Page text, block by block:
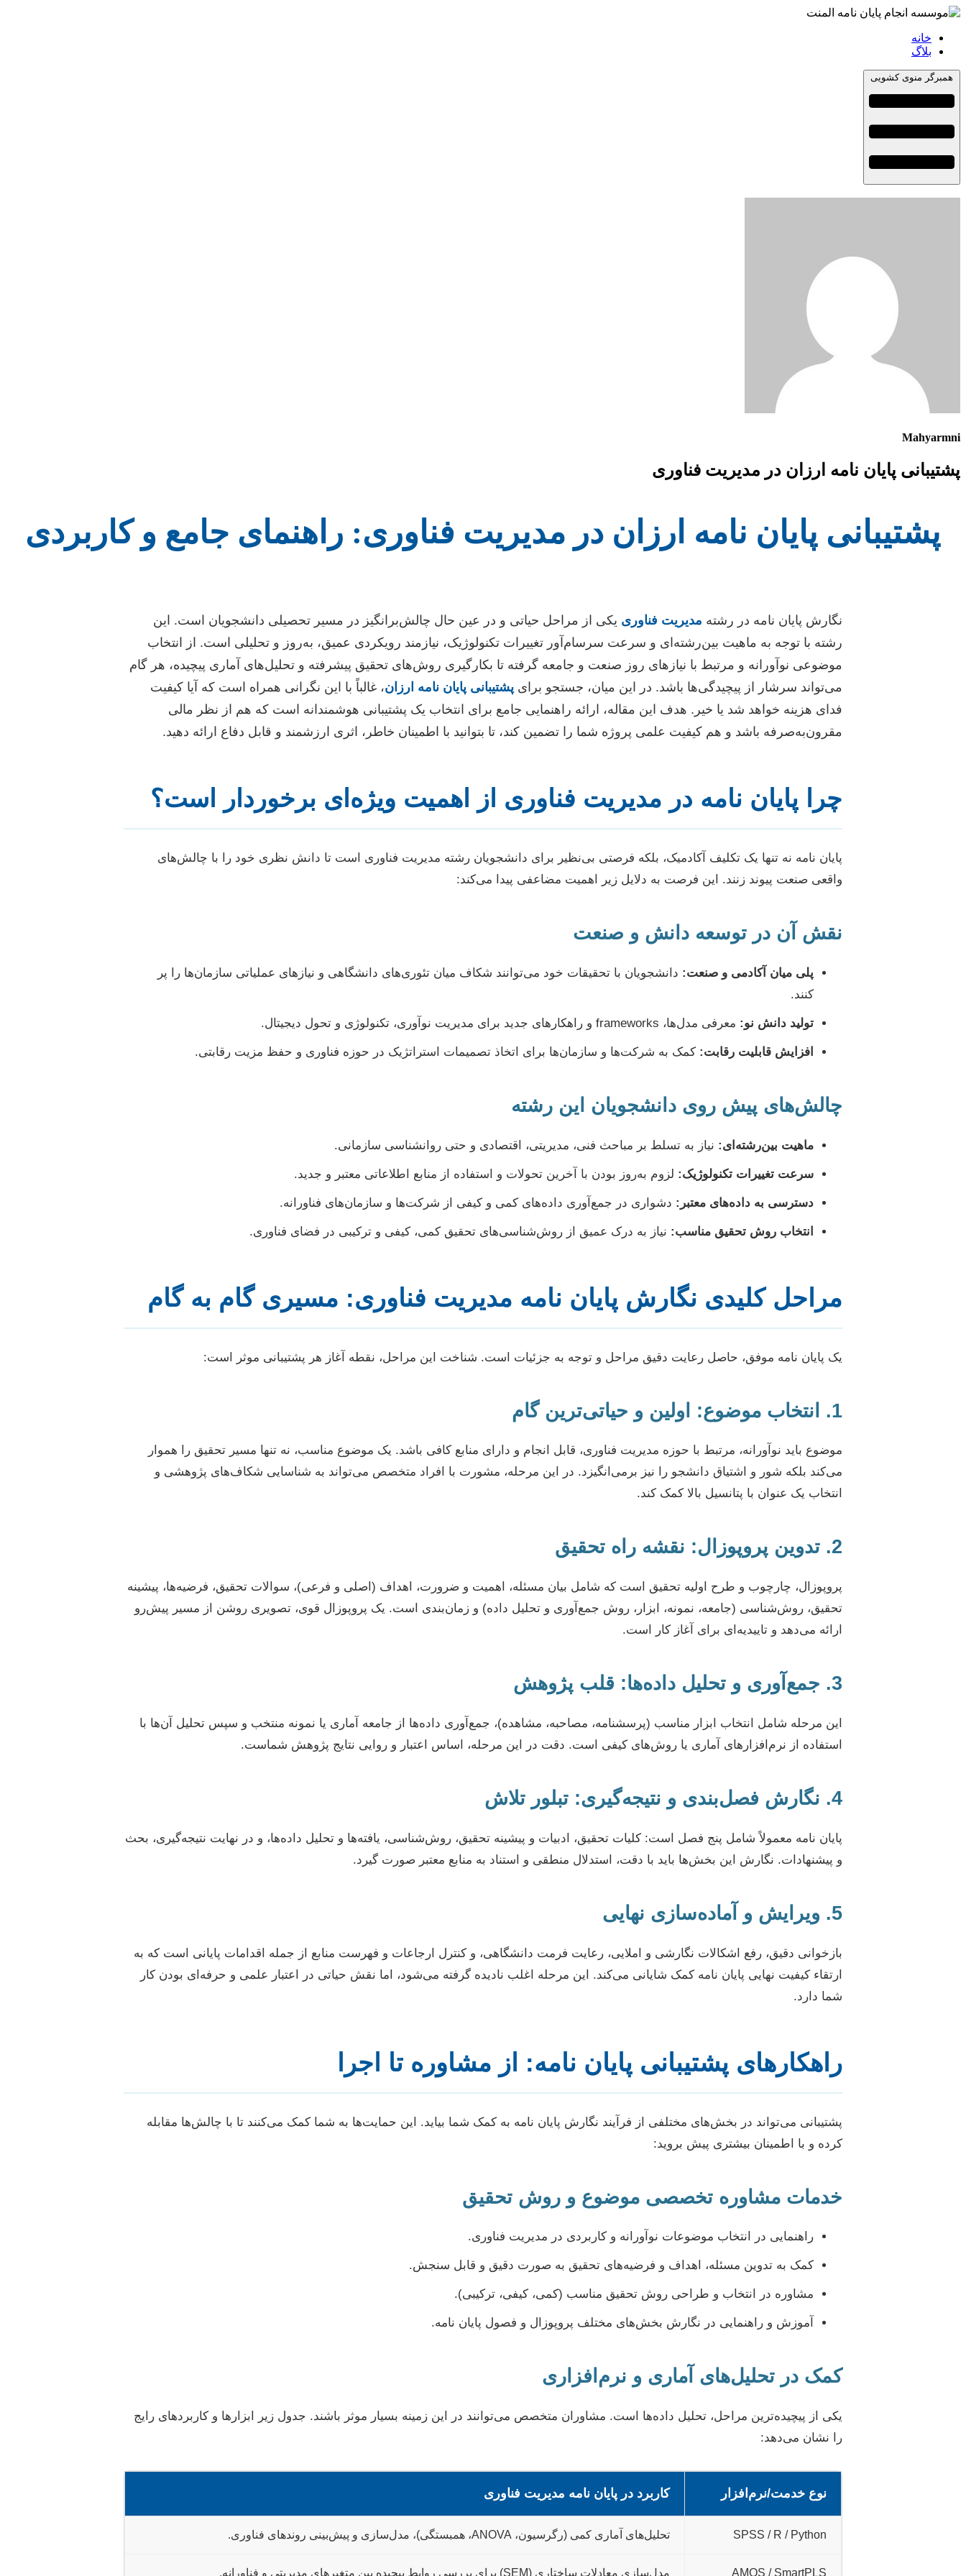
خانه
بلاگ
همبرگر منوی کشویی
Mahyarmni
پشتیبانی پایان نامه ارزان در مدیریت فناوری
پشتیبانی پایان نامه ارزان در مدیریت فناوری: راهنمای جامع و کاربردی
نگارش پایان نامه در رشته مدیریت فناوری یکی از مراحل حیاتی و در عین حال چالش‌برانگیز در مسیر تحصیلی دانشجویان است. این
رشته با توجه به ماهیت بین‌رشته‌ای و سرعت سرسام‌آور تغییرات تکنولوژیک، نیازمند رویکردی عمیق، به‌روز و تحلیلی است. از انتخاب
موضوعی نوآورانه و مرتبط با نیازهای روز صنعت و جامعه گرفته تا بکارگیری روش‌های تحقیق پیشرفته و تحلیل‌های آماری پیچیده، هر گام
می‌تواند سرشار از پیچیدگی‌ها باشد. در این میان، جستجو برای پشتیبانی پایان نامه ارزان، غالباً با این نگرانی همراه است که آیا کیفیت
فدای هزینه خواهد شد یا خیر. هدف این مقاله، ارائه راهنمایی جامع برای انتخاب یک پشتیبانی هوشمندانه است که هم از نظر مالی
مقرون‌به‌صرفه باشد و هم کیفیت علمی پروژه شما را تضمین کند، تا بتوانید با اطمینان خاطر، اثری ارزشمند و قابل دفاع ارائه دهید.
چرا پایان نامه در مدیریت فناوری از اهمیت ویژه‌ای برخوردار است؟
پایان نامه نه تنها یک تکلیف آکادمیک، بلکه فرصتی بی‌نظیر برای دانشجویان رشته مدیریت فناوری است تا دانش نظری خود را با چالش‌های
واقعی صنعت پیوند زنند. این فرصت به دلایل زیر اهمیت مضاعفی پیدا می‌کند:
نقش آن در توسعه دانش و صنعت
پلی میان آکادمی و صنعت: دانشجویان با تحقیقات خود می‌توانند شکاف میان تئوری‌های دانشگاهی و نیازهای عملیاتی سازمان‌ها را پر
کنند.
تولید دانش نو: معرفی مدل‌ها، frameworks و راهکارهای جدید برای مدیریت نوآوری، تکنولوژی و تحول دیجیتال.
افزایش قابلیت رقابت: کمک به شرکت‌ها و سازمان‌ها برای اتخاذ تصمیمات استراتژیک در حوزه فناوری و حفظ مزیت رقابتی.
چالش‌های پیش روی دانشجویان این رشته
ماهیت بین‌رشته‌ای: نیاز به تسلط بر مباحث فنی، مدیریتی، اقتصادی و حتی روانشناسی سازمانی.
سرعت تغییرات تکنولوژیک: لزوم به‌روز بودن با آخرین تحولات و استفاده از منابع اطلاعاتی معتبر و جدید.
دسترسی به داده‌های معتبر: دشواری در جمع‌آوری داده‌های کمی و کیفی از شرکت‌ها و سازمان‌های فناورانه.
انتخاب روش تحقیق مناسب: نیاز به درک عمیق از روش‌شناسی‌های تحقیق کمی، کیفی و ترکیبی در فضای فناوری.
مراحل کلیدی نگارش پایان نامه مدیریت فناوری: مسیری گام به گام
یک پایان نامه موفق، حاصل رعایت دقیق مراحل و توجه به جزئیات است. شناخت این مراحل، نقطه آغاز هر پشتیبانی موثر است:
1. انتخاب موضوع: اولین و حیاتی‌ترین گام
موضوع باید نوآورانه، مرتبط با حوزه مدیریت فناوری، قابل انجام و دارای منابع کافی باشد. یک موضوع مناسب، نه تنها مسیر تحقیق را هموار
می‌کند بلکه شور و اشتیاق دانشجو را نیز برمی‌انگیزد. در این مرحله، مشورت با افراد متخصص می‌تواند به شناسایی شکاف‌های پژوهشی و
انتخاب یک عنوان با پتانسیل بالا کمک کند.
2. تدوین پروپوزال: نقشه راه تحقیق
پروپوزال، چارچوب و طرح اولیه تحقیق است که شامل بیان مسئله، اهمیت و ضرورت، اهداف (اصلی و فرعی)، سوالات تحقیق، فرضیه‌ها، پیشینه
تحقیق، روش‌شناسی (جامعه، نمونه، ابزار، روش جمع‌آوری و تحلیل داده) و زمان‌بندی است. یک پروپوزال قوی، تصویری روشن از مسیر پیش‌رو
ارائه می‌دهد و تاییدیه‌ای برای آغاز کار است.
3. جمع‌آوری و تحلیل داده‌ها: قلب پژوهش
این مرحله شامل انتخاب ابزار مناسب (پرسشنامه، مصاحبه، مشاهده)، جمع‌آوری داده‌ها از جامعه آماری یا نمونه منتخب و سپس تحلیل آن‌ها با
استفاده از نرم‌افزارهای آماری یا روش‌های کیفی است. دقت در این مرحله، اساس اعتبار و روایی نتایج پژوهش شماست.
4. نگارش فصل‌بندی و نتیجه‌گیری: تبلور تلاش
پایان نامه معمولاً شامل پنج فصل است: کلیات تحقیق، ادبیات و پیشینه تحقیق، روش‌شناسی، یافته‌ها و تحلیل داده‌ها، و در نهایت نتیجه‌گیری، بحث
و پیشنهادات. نگارش این بخش‌ها باید با دقت، استدلال منطقی و استناد به منابع معتبر صورت گیرد.
5. ویرایش و آماده‌سازی نهایی
بازخوانی دقیق، رفع اشکالات نگارشی و املایی، رعایت فرمت دانشگاهی، و کنترل ارجاعات و فهرست منابع از جمله اقدامات پایانی است که به
ارتقاء کیفیت نهایی پایان نامه کمک شایانی می‌کند. این مرحله اغلب نادیده گرفته می‌شود، اما نقش حیاتی در اعتبار علمی و حرفه‌ای بودن کار
شما دارد.
راهکارهای پشتیبانی پایان نامه: از مشاوره تا اجرا
پشتیبانی می‌تواند در بخش‌های مختلفی از فرآیند نگارش پایان نامه به کمک شما بیاید. این حمایت‌ها به شما کمک می‌کنند تا با چالش‌ها مقابله
کرده و با اطمینان بیشتری پیش بروید:
خدمات مشاوره تخصصی موضوع و روش تحقیق
راهنمایی در انتخاب موضوعات نوآورانه و کاربردی در مدیریت فناوری.
کمک به تدوین مسئله، اهداف و فرضیه‌های تحقیق به صورت دقیق و قابل سنجش.
مشاوره در انتخاب و طراحی روش تحقیق مناسب (کمی، کیفی، ترکیبی).
آموزش و راهنمایی در نگارش بخش‌های مختلف پروپوزال و فصول پایان نامه.
کمک در تحلیل‌های آماری و نرم‌افزاری
یکی از پیچیده‌ترین مراحل، تحلیل داده‌ها است. مشاوران متخصص می‌توانند در این زمینه بسیار موثر باشند. جدول زیر ابزارها و کاربردهای رایج
را نشان می‌دهد:
نوع خدمت/نرم‌افزار کاربرد در پایان نامه مدیریت فناوری
SPSS / R / Python تحلیل‌های آماری کمی (رگرسیون، ANOVA، همبستگی)، مدل‌سازی و پیش‌بینی روندهای فناوری.
AMOS / SmartPLS مدل‌سازی معادلات ساختاری (SEM) برای بررسی روابط پیچیده بین متغیرهای مدیریتی و فناورانه.